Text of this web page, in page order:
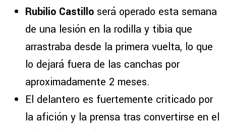
Rubilio Castillo será operado esta semana
de una lesión en la rodilla y tibia que
arrastraba desde la primera vuelta, lo que
lo dejará fuera de las canchas por
aproximadamente 2 meses.
El delantero es fuertemente criticado por
la afición y la prensa tras convertirse en el